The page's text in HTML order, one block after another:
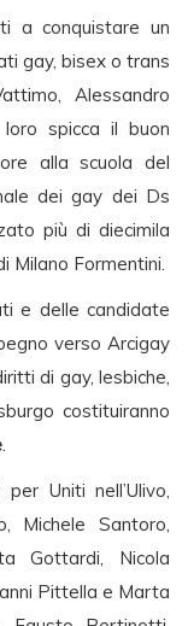
a conquistare un
gay, bisex o trans
Alessandro
spicca il buon
alla scuola del
dei gay dei Ds
più di diecimila
Milano Formentini.
e delle candidate
verso Arcigay
di gay, lesbiche,
costituiranno
.
Uniti nell’Ulivo,
Michele Santoro,
Gottardi, Nicola
Pittella e Marta